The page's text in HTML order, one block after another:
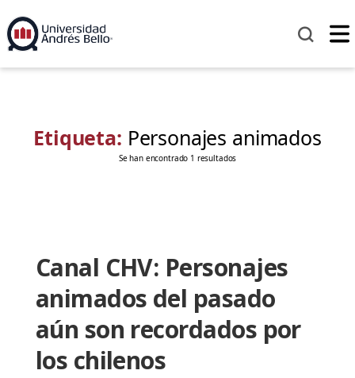
Etiqueta: Personajes animados
Se han encontrado 1 resultados
Canal CHV: Personajes
animados del pasado
aún son recordados por
los chilenos